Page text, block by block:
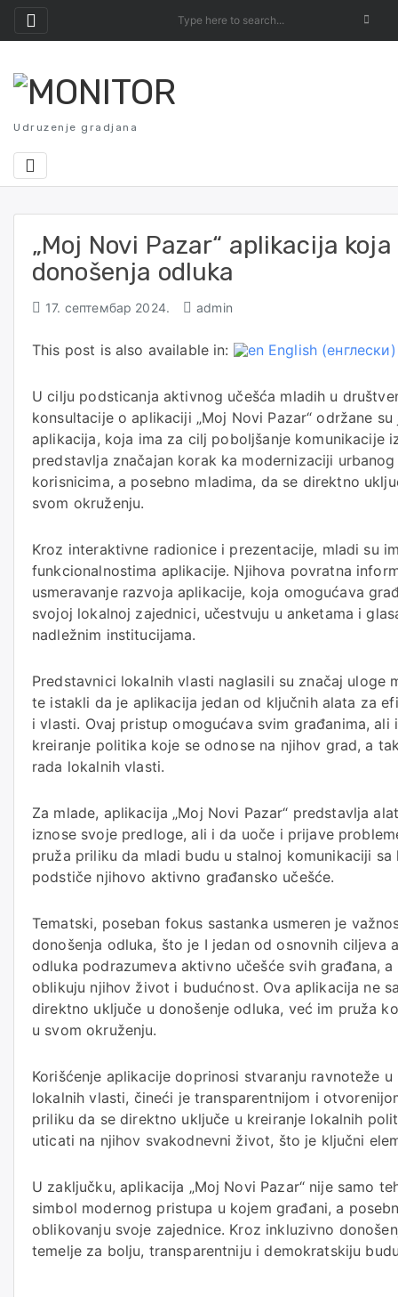
to
content
Udruzenje gradjana
„Moj Novi Pazar“ aplikacija
donošenja odluka
17. септембар 2024. admin
This post is also available in: English(енглески)
U cilju podsticanja aktivnog učešća mladih u
konsultacije o aplikaciji „Moj Novi Pazar“ održane
aplikacija, koja ima za cilj poboljšanje komunikacije
predstavlja značajan korak ka modernizaciji
korisnicima, a posebno mladima, da se direktno
svom okruženju.
Kroz interaktivne radionice i prezentacije, mladi su
funkcionalnostima aplikacije. Njihova povratna
usmeravanje razvoja aplikacije, koja omogućava
svojoj lokalnoj zajednici, učestvuju u anketama i
nadležnim institucijama.
Predstavnici lokalnih vlasti naglasili su značaj uloge
te istakli da je aplikacija jedan od ključnih alata za
i vlasti. Ovaj pristup omogućava svim građanima,
kreiranje politika koje se odnose na njihov grad, a
rada lokalnih vlasti.
Za mlade, aplikacija „Moj Novi Pazar“ predstavlja
iznose svoje predloge, ali i da uoče i prijave
pruža priliku da mladi budu u stalnoj komunikaciji
podstiče njihovo aktivno građansko učešće.
Tematski, poseban fokus sastanka usmeren je
donošenja odluka, što je I jedan od osnovnih ciljeva
odluka podrazumeva aktivno učešće svih građana,
oblikuju njihov život i budućnost. Ova aplikacija ne
direktno uključe u donošenje odluka, već im pruža
u svom okruženju.
Korišćenje aplikacije doprinosi stvaranju ravnoteže
lokalnih vlasti, čineći je transparentnijom i
priliku da se direktno uključe u kreiranje lokalnih
uticati na njihov svakodnevni život, što je ključni
U zaključku, aplikacija „Moj Novi Pazar“ nije samo
simbol modernog pristupa u kojem građani, a
oblikovanju svoje zajednice. Kroz inkluzivno
temelje za bolju, transparentniju i demokratskiju